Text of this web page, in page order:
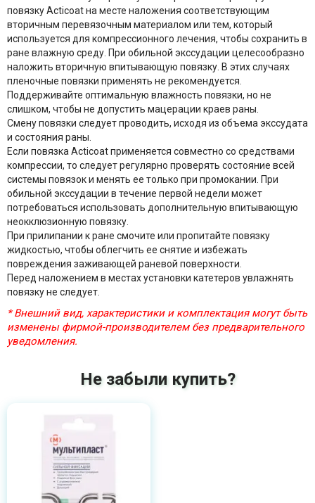
повязку Acticoat на месте наложения соответствующим
вторичным перевязочным материалом или тем, который
используется для компрессионного лечения, чтобы сохранить в
ране влажную среду. При обильной экссудации целесообразно
наложить вторичную впитывающую повязку. В этих случаях
пленочные повязки применять не рекомендуется.
Поддерживайте оптимальную влажность повязки, но не
слишком, чтобы не допустить мацерации краев раны.
Смену повязки следует проводить, исходя из объема экссудата
и состояния раны.
Если повязка Acticoat применяется совместно со средствами
компрессии, то следует регулярно проверять состояние всей
системы повязок и менять ее только при промокании. При
обильной экссудации в течение первой недели может
потребоваться использовать дополнительную впитывающую
неокклюзионную повязку.
При прилипании к ране смочите или пропитайте повязку
жидкостью, чтобы облегчить ее снятие и избежать
повреждения заживающей раневой поверхности.
Перед наложением в местах установки катетеров увлажнять
повязку не следует.
* Внешний вид, характеристики и комплектация могут быть
изменены фирмой-производителем без предварительного
уведомления.
Не забыли купить?